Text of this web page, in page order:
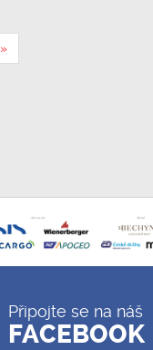
»
Připojte se na náš
FACEBOOK